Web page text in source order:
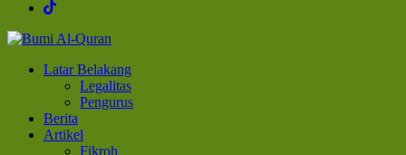
Bumi Al-Quran
Sinergi Untuk Kebahagiaan Dunia-Akhirat
Latar Belakang
Legalitas
Pengurus
Berita
Artikel
Fikroh